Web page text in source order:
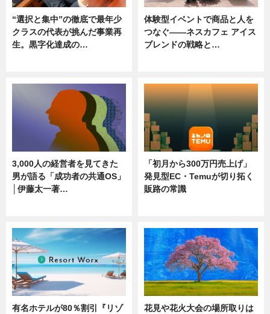
“選択と集中”の徹底で最年少
クラスの代表が挑んだ事業再
生。黒字化達成の…
体験型イベントで商品と人を
つなぐ――ネスカフェ アイス
ブレンドの戦略と…
3,000人の経営者を見てきた
男が語る「成功者の共通OS」
│伊藤太一著…
「初月から300万円売上げ」
発見型EC・Temuが切り拓く
販路の常識
有名ホテルが80％割引『リゾ
花見や花火大会の場所取りは